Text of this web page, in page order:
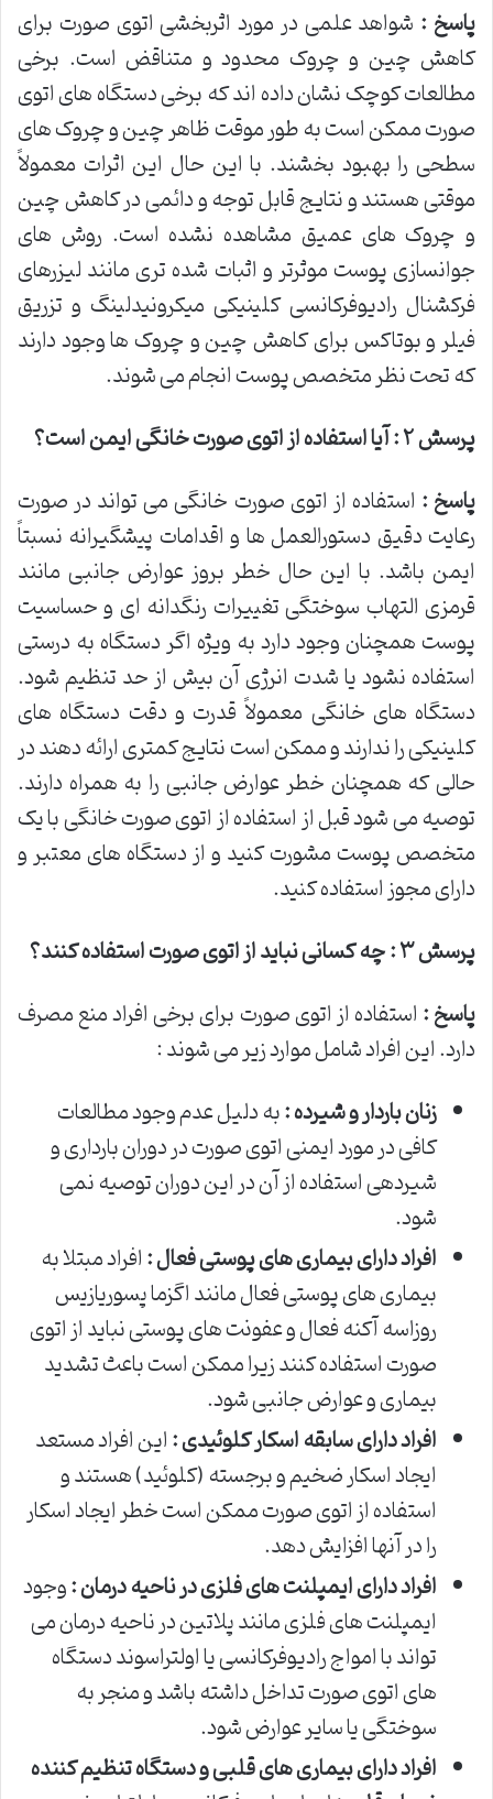
پاسخ : شواهد علمی در مورد اثربخشی اتوی صورت برای
کاهش چین و چروک محدود و متناقض است. برخی
مطالعات کوچک نشان داده اند که برخی دستگاه های اتوی
صورت ممکن است به طور موقت ظاهر چین و چروک های
سطحی را بهبود بخشند. با این حال این اثرات معمولاً
موقتی هستند و نتایج قابل توجه و دائمی در کاهش چین
و چروک های عمیق مشاهده نشده است. روش های
جوانسازی پوست موثرتر و اثبات شده تری مانند لیزرهای
فرکشنال رادیوفرکانسی کلینیکی میکرونیدلینگ و تزریق
فیلر و بوتاکس برای کاهش چین و چروک ها وجود دارند
که تحت نظر متخصص پوست انجام می شوند.
پرسش۲: آیا استفاده از اتوی صورت خانگی ایمن است؟
پاسخ : استفاده از اتوی صورت خانگی می تواند در صورت
رعایت دقیق دستورالعمل ها و اقدامات پیشگیرانه نسبتاً
ایمن باشد. با این حال خطر بروز عوارض جانبی مانند
قرمزی التهاب سوختگی تغییرات رنگدانه ای و حساسیت
پوست همچنان وجود دارد به ویژه اگر دستگاه به درستی
استفاده نشود یا شدت انرژی آن بیش از حد تنظیم شود.
دستگاه های خانگی معمولاً قدرت و دقت دستگاه های
کلینیکی را ندارند و ممکن است نتایج کمتری ارائه دهند در
حالی که همچنان خطر عوارض جانبی را به همراه دارند.
توصیه می شود قبل از استفاده از اتوی صورت خانگی با یک
متخصص پوست مشورت کنید و از دستگاه های معتبر و
دارای مجوز استفاده کنید.
پرسش۳: چه کسانی نباید از اتوی صورت استفاده کنند؟
پاسخ :استفاده از اتوی صورت برای برخی افراد منع مصرف
دارد. این افراد شامل موارد زیر می شوند :
زنان باردار و شیرده :به دلیل عدم وجود مطالعات
کافی در مورد ایمنی اتوی صورت در دوران بارداری و
شیردهی استفاده از آن در این دوران توصیه نمی
شود.
افراد دارای بیماری های پوستی فعال :افراد مبتلا به
بیماری های پوستی فعال مانند اگزما پسوریازیس
روزاسه آکنه فعال و عفونت های پوستی نباید از اتوی
صورت استفاده کنند زیرا ممکن است باعث تشدید
بیماری و عوارض جانبی شود.
افراد دارای سابقه اسکار کلوئیدی :این افراد مستعد
ایجاد اسکار ضخیم و برجسته (کلوئید) هستند و
استفاده از اتوی صورت ممکن است خطر ایجاد اسکار
را در آنها افزایش دهد.
افراد دارای ایمپلنت های فلزی در ناحیه درمان :وجود
ایمپلنت های فلزی مانند پلاتین در ناحیه درمان می
تواند با امواج رادیوفرکانسی یا اولتراسوند دستگاه
های اتوی صورت تداخل داشته باشد و منجر به
سوختگی یا سایر عوارض شود.
افراد دارای بیماری های قلبی و دستگاه تنظیم کننده